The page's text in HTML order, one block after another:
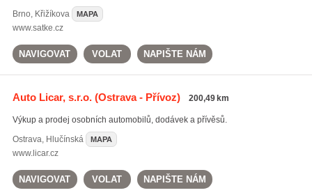
Brno, Křižíkova MAPA
www.satke.cz
NAVIGOVAT VOLAT NAPIŠTE NÁM
Auto Licar, s.r.o.(Ostrava - Přívoz) 200,49 km
Výkup a prodej osobních automobilů, dodávek a přívěsů.
Ostrava, Hlučínská MAPA
www.licar.cz
NAVIGOVAT VOLAT NAPIŠTE NÁM